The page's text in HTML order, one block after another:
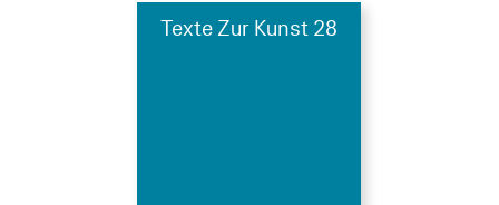
Texte Zur Kunst 28